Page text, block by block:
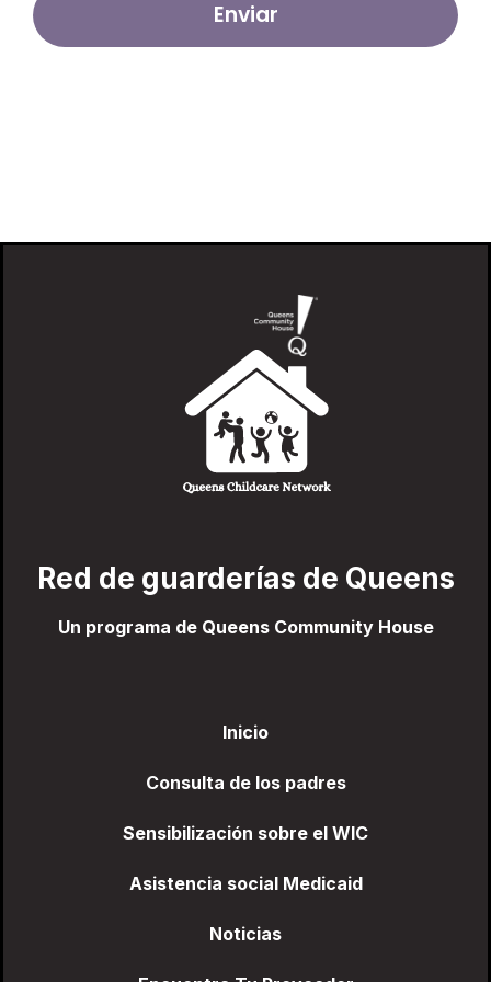
Red de guarderías de Queens
Un programa de Queens Community House
Inicio
Consulta de los padres
Sensibilización sobre el WIC
Asistencia social Medicaid
Noticias